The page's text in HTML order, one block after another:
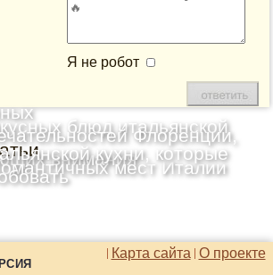
Я не робот
блюд итальянской
Флоренции,
вниманиямест Италии
кухни, которые
О проекте
Карта сайта